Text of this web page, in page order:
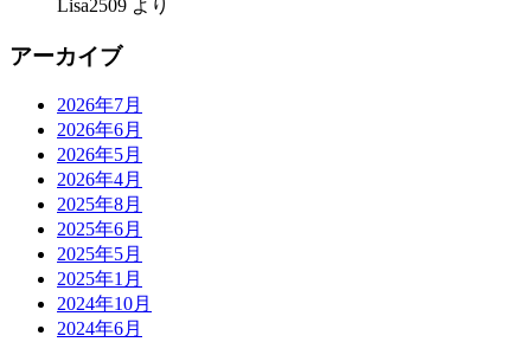
Lisa2509 より
アーカイブ
2026年7月
2026年6月
2026年5月
2026年4月
2025年8月
2025年6月
2025年5月
2025年1月
2024年10月
2024年6月